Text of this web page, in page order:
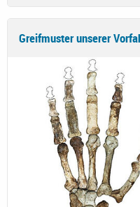
Greifmuster unserer